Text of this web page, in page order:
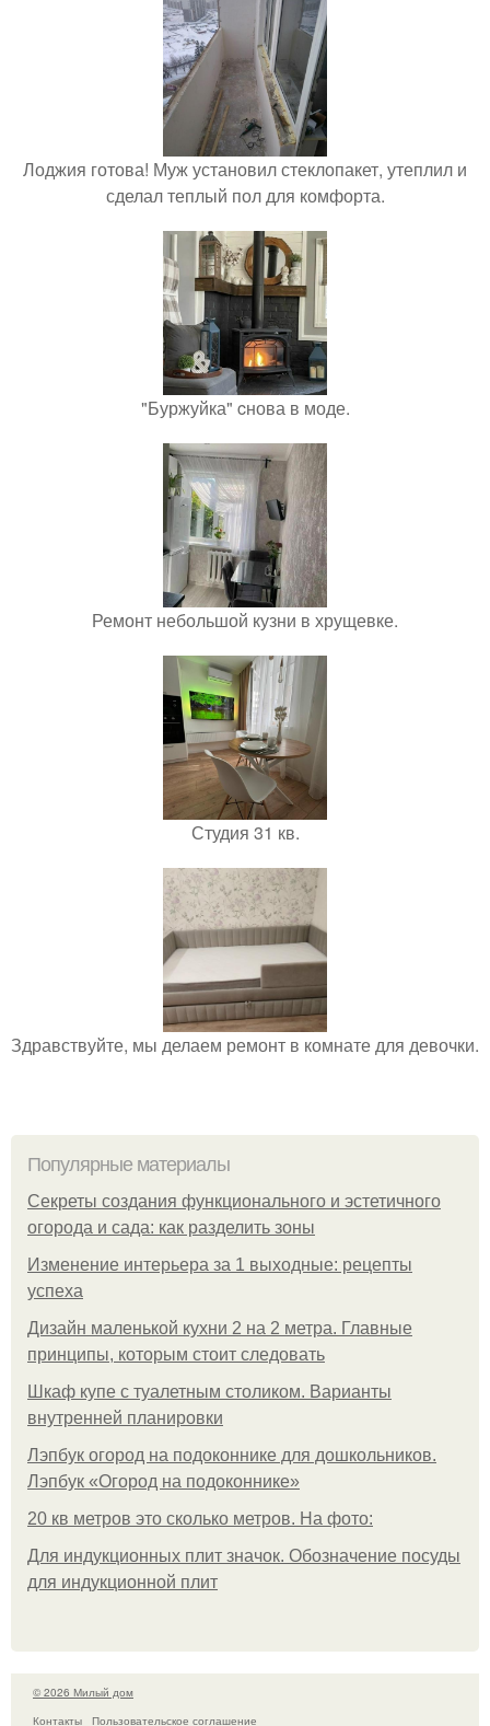
Лоджия готова! Муж установил стеклопакет, утеплил и
сделал теплый пол для комфорта.
"Буржуйка" cнова в моде.
Ремонт небольшой кузни в хрущевке.
Студия 31 кв.
Здравствуйте, мы делаем ремонт в комнате для девочки.
Популярные материалы
Секреты создания функционального и эстетичного
огорода и сада: как разделить зоны
Изменение интерьера за 1 выходные: рецепты
успеха
Дизайн маленькой кухни 2 на 2 метра. Главные
принципы, которым стоит следовать
Шкаф купе с туалетным столиком. Варианты
внутренней планировки
Лэпбук огород на подоконнике для дошкольников.
Лэпбук «Огород на подоконнике»
20 кв метров это сколько метров. На фото:
Для индукционных плит значок. Обозначение посуды
для индукционной плит
© 2026 Милый дом
Контакты
Пользовательское соглашение